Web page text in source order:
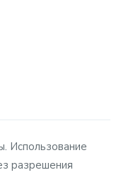
Использование
разрешения